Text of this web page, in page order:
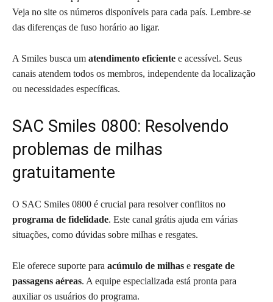
Veja no site os números disponíveis para cada país. Lembre-se
das diferenças de fuso horário ao ligar.
A Smiles busca um atendimento eficiente e acessível. Seus
canais atendem todos os membros, independente da localização
ou necessidades específicas.
SAC Smiles 0800: Resolvendo
problemas de milhas
gratuitamente
O SAC Smiles 0800 é crucial para resolver conflitos no
programa de fidelidade. Este canal grátis ajuda em várias
situações, como dúvidas sobre milhas e resgates.
Ele oferece suporte para acúmulo de milhas e resgate de
passagens aéreas. A equipe especializada está pronta para
auxiliar os usuários do programa.